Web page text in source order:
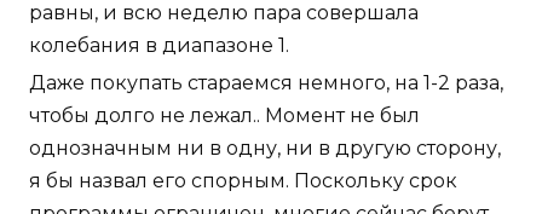
равны, и всю неделю пара совершала
колебания в диапазоне 1.
Даже покупать стараемся немного, на 1-2 раза,
чтобы долго не лежал.. Момент не был
однозначным ни в одну, ни в другую сторону,
я бы назвал его спорным. Поскольку срок